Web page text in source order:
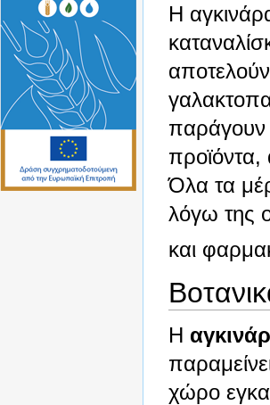
Η
παράγουν
προϊόντα,
Όλα τα
λόγω της
και
Η
χώρο